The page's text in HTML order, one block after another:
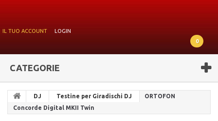
IL TUO ACCOUNT
LOGIN
0
CATEGORIE
DJ Testine per Giradischi DJ
ORTOFON
Concorde Digital MKII Twin